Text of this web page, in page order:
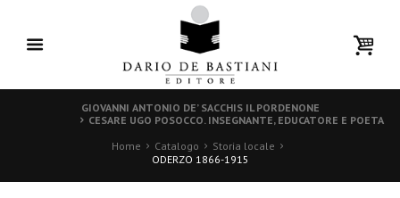
GIOVANNI ANTONIO DE’ SACCHIS IL PORDENONE
CESARE UGO POSOCCO. INSEGNANTE, EDUCATORE E POETA
Home
Catalogo
Storia locale
ODERZO 1866-1915